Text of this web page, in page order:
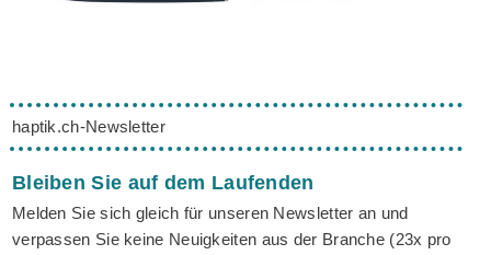
haptik.ch-Newsletter
Bleiben Sie auf dem Laufenden
Melden Sie sich gleich für unseren Newsletter an und
verpassen Sie keine Neuigkeiten aus der Branche (23x pro